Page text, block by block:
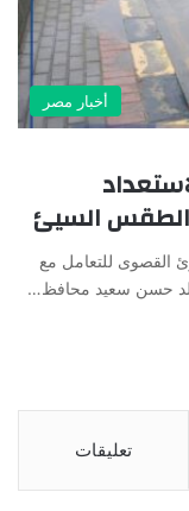
أخبار مصر
الطقس السيئ
القصوى للتعامل مع
حسن سعيد محافظ…
تعليقات